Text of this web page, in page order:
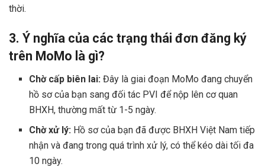
thời.
3. Ý nghĩa của các trạng thái đơn đăng ký
trên MoMo là gì?
Chờ cấp biên lai: Đây là giai đoạn MoMo đang chuyển
hồ sơ của bạn sang đối tác PVI để nộp lên cơ quan
BHXH, thường mất từ 1-5 ngày.
Chờ xử lý: Hồ sơ của bạn đã được BHXH Việt Nam tiếp
nhận và đang trong quá trình xử lý, có thể kéo dài tối đa
10 ngày.